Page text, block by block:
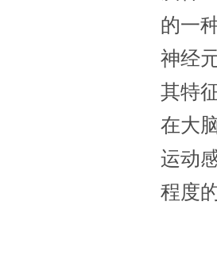
的一
神经
其特
在大
运动
程度